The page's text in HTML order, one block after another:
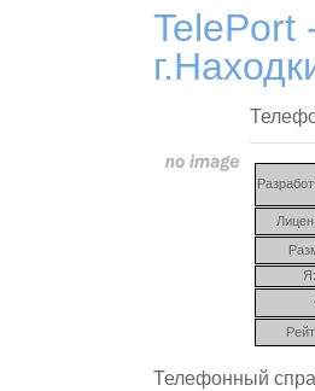
TelePort
Телефонный